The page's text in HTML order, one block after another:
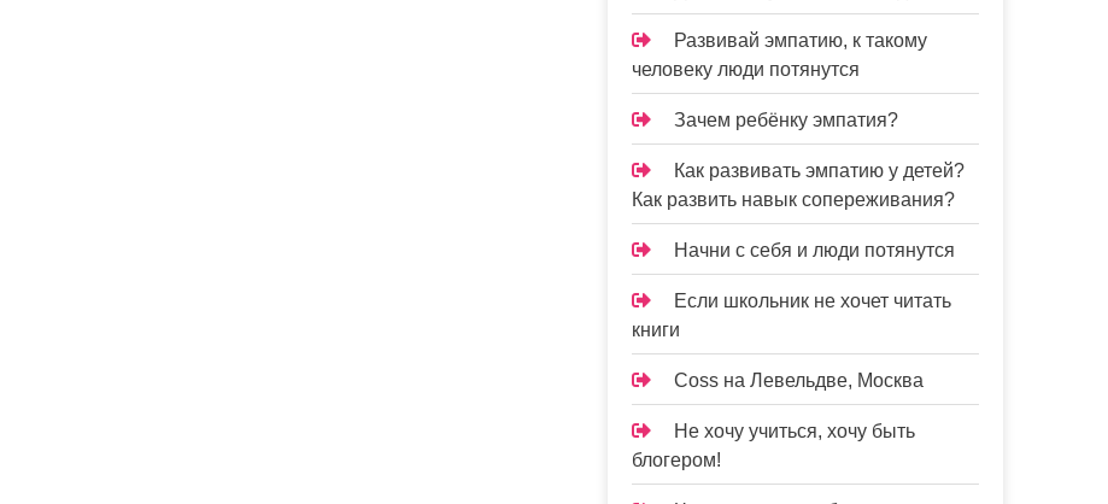
Развивай эмпатию, к такому
человеку люди потянутся
Зачем ребёнку эмпатия?
Как развивать эмпатию у детей?
Как развить навык сопереживания?
Начни с себя и люди потянутся
Если школьник не хочет читать
книги
Coss на Левельдве, Москва
Не хочу учиться, хочу быть
блогером!